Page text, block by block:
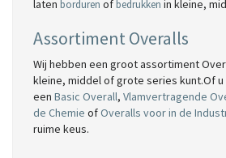
laten borduren of bedrukken in kleine,
Assortiment Overalls
Wij hebben een groot assortiment
kleine, middel of grote series kunt.Of
een Basic Overall, Vlamvertragende
de Chemie ofOveralls voor in de
ruime keus.